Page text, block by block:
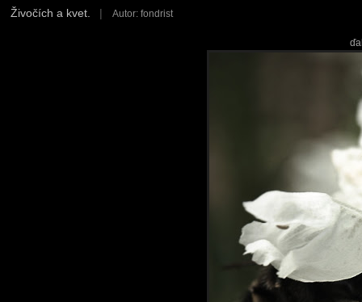
Živočích a kvet. | Autor: fondrist